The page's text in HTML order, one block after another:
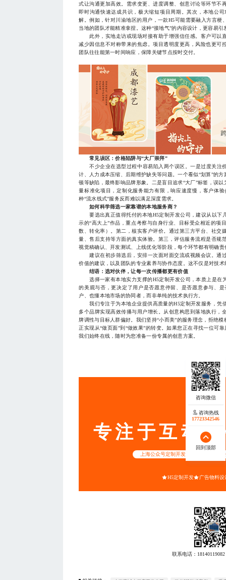
式让沟通更加高效。需求变更、进度调整、创意讨论等环节不
即时沟通快速达成共识，极大缩短项目周期。其次，本地公
解。例如，针对川渝地区的用户，一款H5可能需要融入方言
当地的团队才能精准拿捏。这种“接地气”的内容设计，更容易
此外，实地走访或现场对接有助于增强信任感。客户可以
减少因信息不对称带来的焦虑。项目透明度更高，风险也更可
团队往往能第一时间响应，保障关键节点按时交付。
常见误区：价格陷阱与“大厂崇拜”
不少企业在选型过程中容易陷入两个误区。一是过度关注
计、人力成本压缩、后期维护缺失等问题。一个看似“划算”的
顿等缺陷，最终影响品牌形象。二是盲目追求“大厂”标签，误
量标准化项目，定制化服务能力有限，响应速度慢，客户体
种“流水线式”服务反而难以满足深度需求。
如何科学筛选一家靠谱的本地服务商？
要选出真正值得托付的本地H5定制开发公司，建议从以下
示的“高大上”作品，重点考察与自身行业、目标受众相近的项
数、转化率）。第二，核实客户评价。通过第三方平台、社交
量、售后支持等方面的真实体验。第三，评估服务流程是否规
视觉稿确认、开发测试、上线优化等阶段，每个环节都有明确
建议在初步筛选后，安排一次面对面交流或视频会议。通
价值的建议，以及团队的专业素养与协作态度。这不仅是对技
结语：选对伙伴，让每一次传播都更有价值
选择一家有本地实力支撑的H5定制开发公司，本质上是在
的美观与否，更决定了用户是否愿意停留、是否愿意参与、
户、也懂本地市场的协同者，而非单纯的技术执行方。
我们专注于为本地企业提供高质量的H5定制开发服务，凭
多个品牌实现高效传播与用户增长。从创意构思到落地执行，
牌调性与目标人群偏好。我们坚持“小而美”的服务理念，拒绝
正实现从“做页面”到“做效果”的转变。如果您正在寻找一位可
我们始终在线，随时为您准备一份专属的创意方案。
服务
专注于互动
上海公众号定制开发 SEM优化
H5定制开发 广告物料设
联系电话： 18140119082
咨询热线
18140119082
回到顶部
咨询热线
17723342546
回到顶部